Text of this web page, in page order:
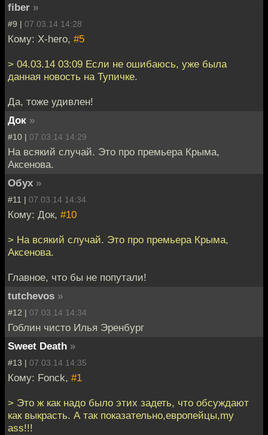
fiber »
#9 | 07.03.14 14:28
Кому: X-hero, #5
> 04.03.14 03:09 Если не ошибаюсь, уже была
данная новость на Тупичке.
Да, тоже удивлен!
Док »
#10 | 07.03.14 14:29
На всякий случай. Это про премьера Крыма,
Аксенова.
Обух »
#11 | 07.03.14 14:34
Кому: Док, #10
> На всякий случай. Это про премьера Крыма,
Аксенова.
Главное, что бы не попутали!
tutchevos »
#12 | 07.03.14 14:34
Гоблин чисто Илья Эренбург
Sweet Death »
#13 | 07.03.14 14:35
Кому: Fonck, #1
> Это ж как надо было этих задеть, что обсуждают
как выкрасть. А так показательно,европейцы,my
ass!!!